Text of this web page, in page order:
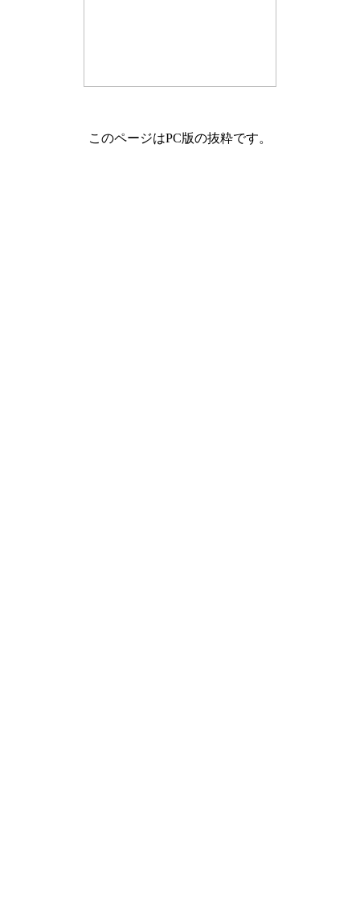
このページはPC版の抜粋です。